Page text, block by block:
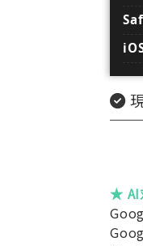
★ AI